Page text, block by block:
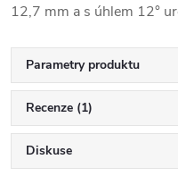
12,7 mm a s úhlem 12°
Parametry produktu
Recenze (1)
Diskuse